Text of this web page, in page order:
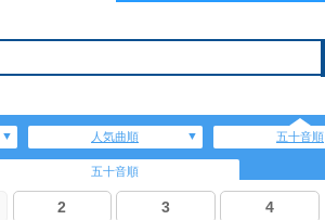
人気曲順 五十音順
五十音順
2 3 4